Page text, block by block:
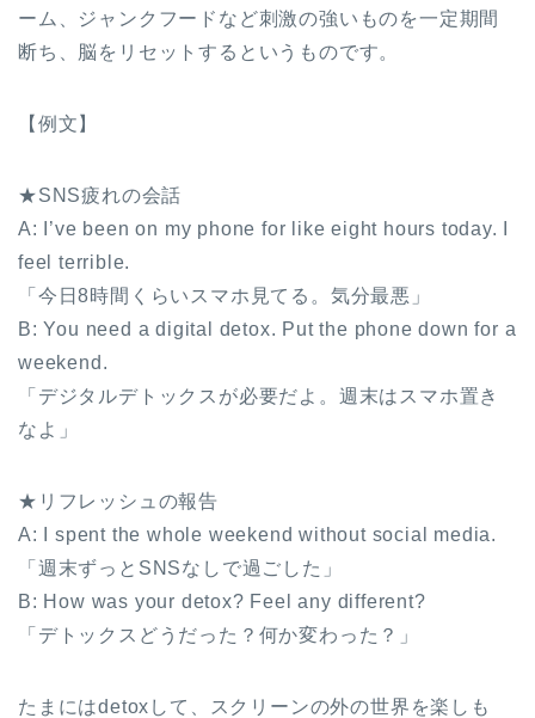
ーム、ジャンクフードなど刺激の強いものを一定期間
断ち、脳をリセットするというものです。
【例文】
★SNS疲れの会話
A: I’ve been on my phone for like eight hours today. I
feel terrible.
「今日8時間くらいスマホ見てる。気分最悪」
B: You need a digital detox. Put the phone down for a
weekend.
「デジタルデトックスが必要だよ。週末はスマホ置き
なよ」
★リフレッシュの報告
A: I spent the whole weekend without social media.
「週末ずっとSNSなしで過ごした」
B: How was your detox? Feel any different?
「デトックスどうだった？何か変わった？」
たまにはdetoxして、スクリーンの外の世界を楽しも